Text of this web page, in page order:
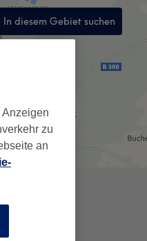
In diesem Gebiet suchen
,
zu
an